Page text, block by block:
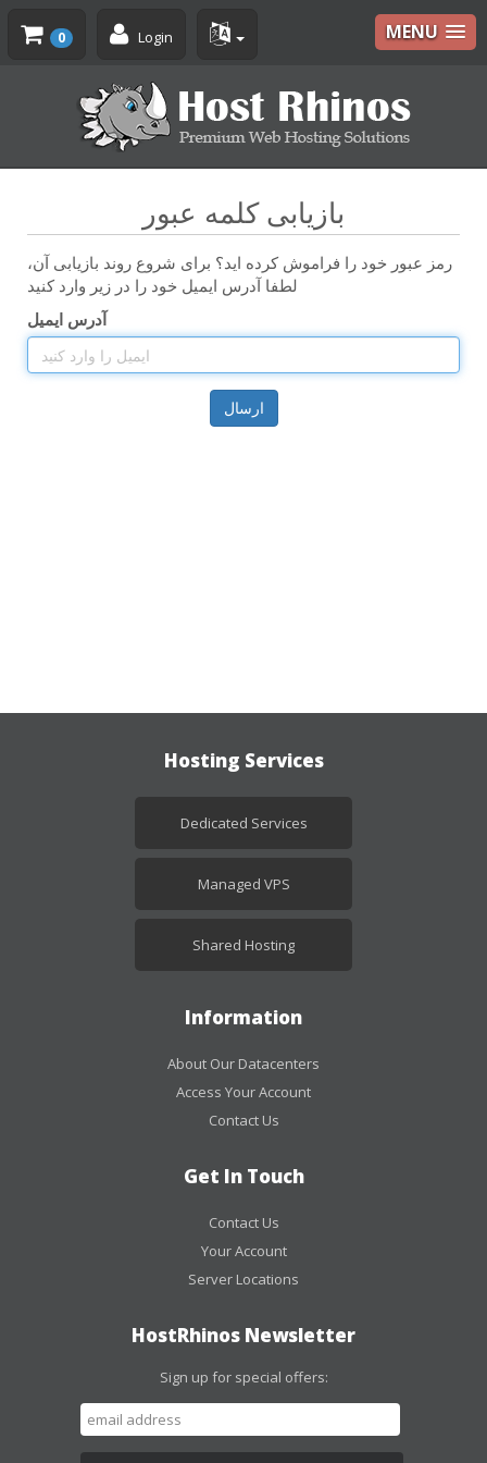
MENU
Login
0
بازیابی کلمه عبور
رمز عبور خود را فراموش کرده اید؟ برای شروع روند بازیابی آن،
لطفا آدرس ایمیل خود را در زیر وارد کنید
آدرس ایمیل
ارسال
Hosting Services
Dedicated Services
Managed VPS
Shared Hosting
Information
About Our Datacenters
Access Your Account
Contact Us
Get In Touch
Contact Us
Your Account
Server Locations
HostRhinos Newsletter
Sign up for special offers: